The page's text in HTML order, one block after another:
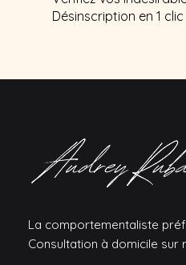
Désinscription en 1 clic
La comportementaliste
Consultation à domicile sur